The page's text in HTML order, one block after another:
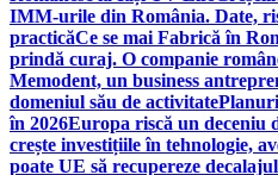
IMM-urile din România. Date,
practicăCe se mai Fabrică în
prindă curaj. O companie
Memodent, un business
domeniul său de activitate
în 2026Europa riscă un deceniu
crește investițiile în tehnologie,
poate UE să recupereze